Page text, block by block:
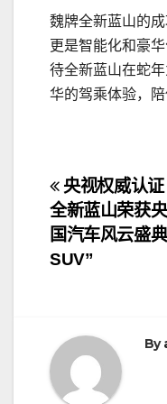
魏牌全新蓝山的
更是智能化和豪
待全新蓝山在蛇
华的驾乘体验，陪
文
章
导
央视权威认
全新蓝山荣获
国汽车风云盛
SUV”
By